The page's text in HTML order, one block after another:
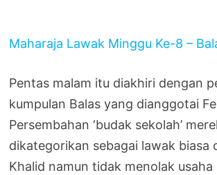
Maharaja Lawak Minggu Ke-8 –
Pentas malam itu diakhiri dengan
kumpulan Balas yang dianggotai
Persembahan ‘budak sekolah’
dikategorikan sebagai lawak biasa
Khalid namun tidak menolak usaha